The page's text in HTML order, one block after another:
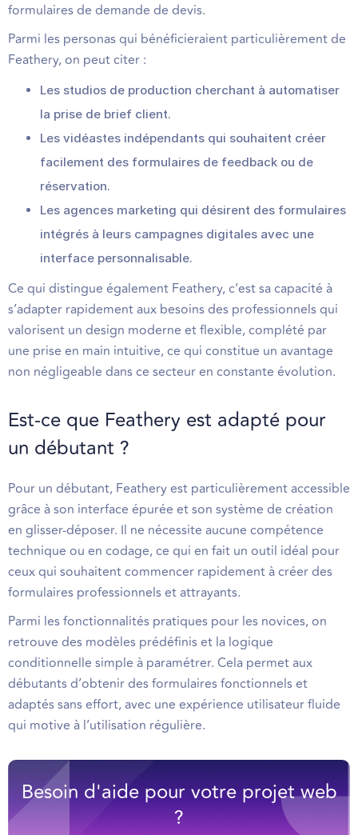
formulaires de demande de devis.
Parmi les personas qui bénéficieraient particulièrement de
Feathery, on peut citer :
Les studios de production cherchant à automatiser
la prise de brief client.
Les vidéastes indépendants qui souhaitent créer
facilement des formulaires de feedback ou de
réservation.
Les agences marketing qui désirent des formulaires
intégrés à leurs campagnes digitales avec une
interface personnalisable.
Ce qui distingue également Feathery, c’est sa capacité à
s’adapter rapidement aux besoins des professionnels qui
valorisent un design moderne et flexible, complété par
une prise en main intuitive, ce qui constitue un avantage
non négligeable dans ce secteur en constante évolution.
Est-ce que Feathery est adapté pour
un débutant ?
Pour un débutant, Feathery est particulièrement accessible
grâce à son interface épurée et son système de création
en glisser-déposer. Il ne nécessite aucune compétence
technique ou en codage, ce qui en fait un outil idéal pour
ceux qui souhaitent commencer rapidement à créer des
formulaires professionnels et attrayants.
Parmi les fonctionnalités pratiques pour les novices, on
retrouve des modèles prédéfinis et la logique
conditionnelle simple à paramétrer. Cela permet aux
débutants d’obtenir des formulaires fonctionnels et
adaptés sans effort, avec une expérience utilisateur fluide
qui motive à l’utilisation régulière.
Besoin d'aide pour votre projet web
?